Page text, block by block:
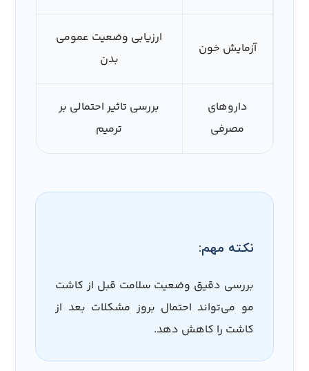
آزمایش خون
ارزیابی وضعیت عمومی
بدن
داروهای
مصرفی
بررسی تاثیر احتمالی بر
ترمیم
نکته مهم:
بررسی دقیق وضعیت سلامت قبل از کاشت
مو می‌تواند احتمال بروز مشکلات بعد از
کاشت را کاهش دهد.